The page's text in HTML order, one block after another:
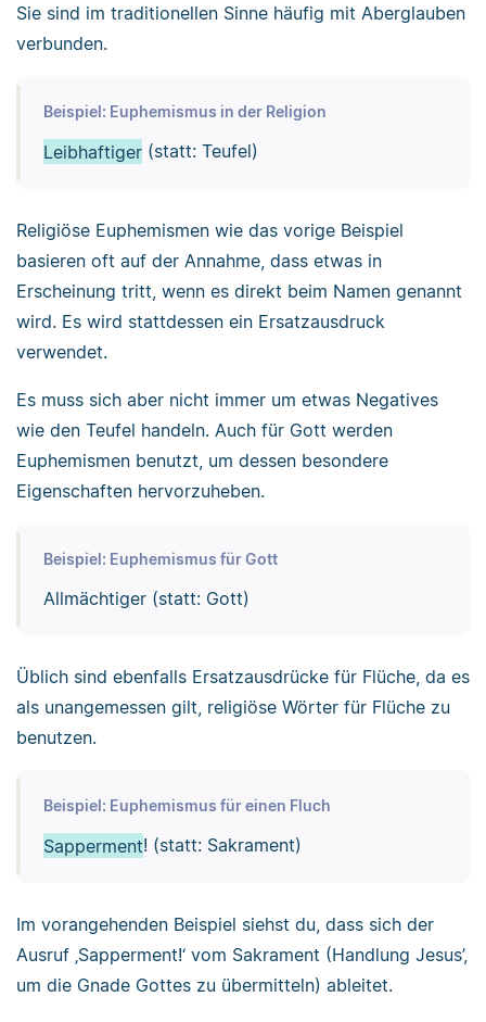
Sie sind im traditionellen Sinne häufig mit Aberglauben
verbunden.
Beispiel: Euphemismus in der Religion
Leibhaftiger(statt: Teufel)
Religiöse Euphemismen wie das vorige Beispiel
basieren oft auf der Annahme, dass etwas in
Erscheinung tritt, wenn es direkt beim Namen genannt
wird. Es wird stattdessen ein Ersatzausdruck
verwendet.
Es muss sich aber nicht immer um etwas Negatives
wie den Teufel handeln. Auch für Gott werden
Euphemismen benutzt, um dessen besondere
Eigenschaften hervorzuheben.
Beispiel: Euphemismus für Gott
Allmächtiger (statt: Gott)
Üblich sind ebenfalls Ersatzausdrücke für Flüche, da es
als unangemessen gilt, religiöse Wörter für Flüche zu
benutzen.
Beispiel: Euphemismus für einen Fluch
Sapperment! (statt: Sakrament)
Im vorangehenden Beispiel siehst du, dass sich der
Ausruf ‚Sapperment!‘ vom Sakrament (Handlung Jesus’,
um die Gnade Gottes zu übermitteln) ableitet.